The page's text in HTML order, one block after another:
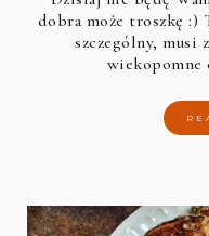
dobra może troszkę
szczególny, musi
wiekopomne